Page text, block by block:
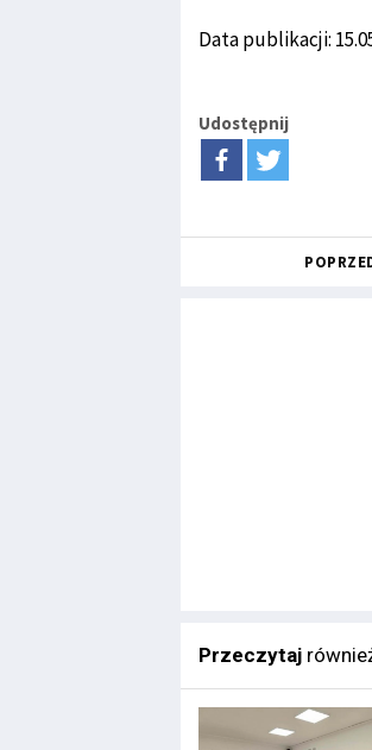
Data publikacji:
Udostępnij
Przeczytaj